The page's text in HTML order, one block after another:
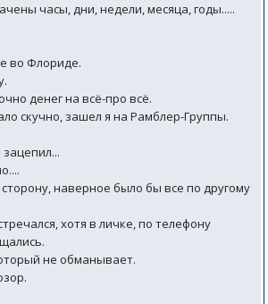
часы, дни, недели, месяца, годы.....
во Флориде.
денег на всё-про всё.
скучно, зашел я на Рамблер-Группы.
наверное было бы все по другому
хотя в личке, по телефону
не обманывает.